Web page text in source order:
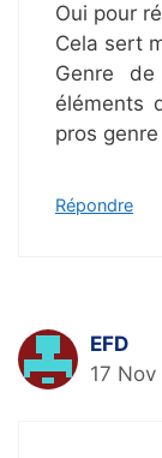
Oui pour
Cela sert
Genre
éléments
pros
Répondre
EFD
17